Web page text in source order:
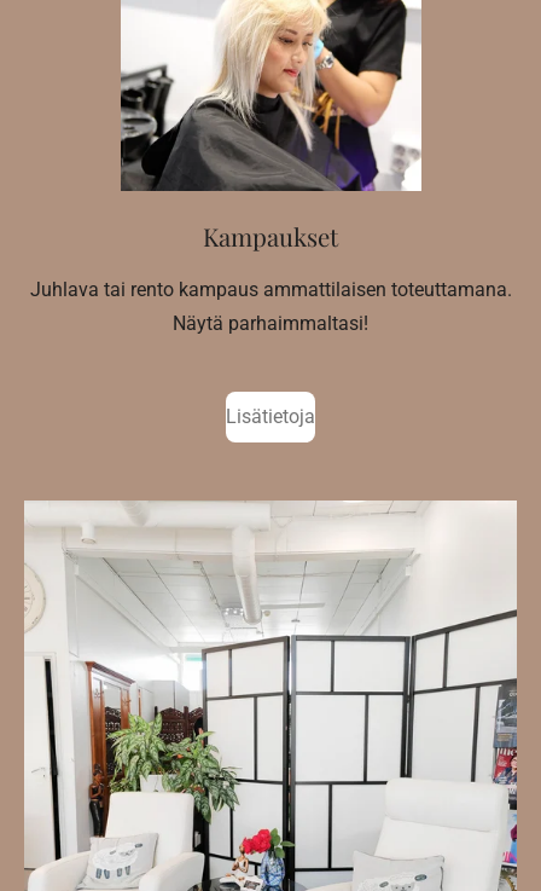
Kampaukset
Juhlava tai rento kampaus ammattilaisen toteuttamana.
Näytä parhaimmaltasi!
Lisätietoja